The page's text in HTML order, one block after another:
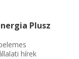
Plusz
hírek